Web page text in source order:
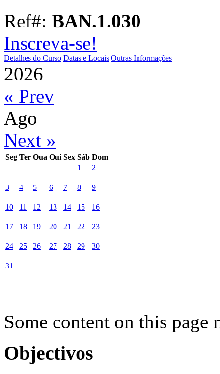
Ref#: BAN.1.030
Inscreva-se!
Detalhes do Curso Datas e Locais Outras Informações
2026
« Prev
Ago
Next »
Seg Ter Qua Qui Sex Sáb Dom
1
2
3 4 5 6 7 8 9
10 11 12 13 14 15 16
17 18 19 20 21 22 23
24 25 26 27 28 29 30
31
Some content on this page
Objectivos